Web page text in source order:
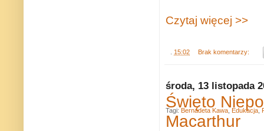
Czytaj więcej >>
15:02 Brak komentarzy:
środa, 13 listopada
Święto
Macarthur
Tagi: Bernadeta Kawa Edukacja